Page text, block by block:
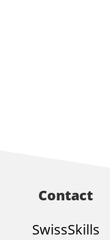
Contact
SwissSkills